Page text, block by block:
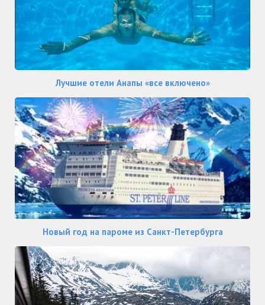
Лучшие отели Анапы «все включено»
Новый год на пароме из Санкт-Петербурга